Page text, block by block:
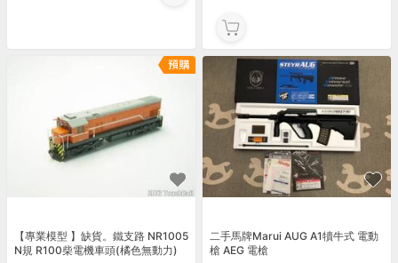
【專業模型 】缺貨。鐵支路 NR1005
N規 R100柴電機車頭(橘色無動力)
二手馬牌Marui AUG A1犢牛式 電動
槍 AEG 電槍